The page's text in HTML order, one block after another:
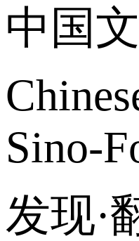
中国
Sino-
发现·